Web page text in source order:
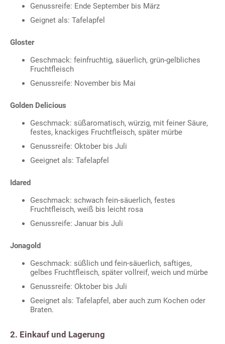
Genussreife: Ende September bis März
Geignet als: Tafelapfel
Gloster
Geschmack: feinfruchtig, säuerlich, grün-gelbliches
Fruchtfleisch
Genussreife: November bis Mai
Golden Delicious
Geschmack: süßaromatisch, würzig, mit feiner Säure,
festes, knackiges Fruchtfleisch, später mürbe
Genussreife: Oktober bis Juli
Geeignet als: Tafelapfel
Idared
Geschmack: schwach fein-säuerlich, festes
Fruchtfleisch, weiß bis leicht rosa
Genussreife: Januar bis Juli
Jonagold
Geschmack: süßlich und fein-säuerlich, saftiges,
gelbes Fruchtfleisch, später vollreif, weich und mürbe
Genussreife: Oktober bis Juli
Geeignet als: Tafelapfel, aber auch zum Kochen oder
Braten.
2. Einkauf und Lagerung